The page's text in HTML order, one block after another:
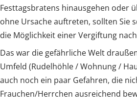
Festtagsbratens hinausgehen oder
ohne Ursache auftreten, sollten Sie
die Möglichkeit einer Vergiftung
Das war die gefährliche Welt
Umfeld (Rudelhöhle / Wohnung /
auch noch ein paar Gefahren, die
Frauchen/Herrchen ausreichend